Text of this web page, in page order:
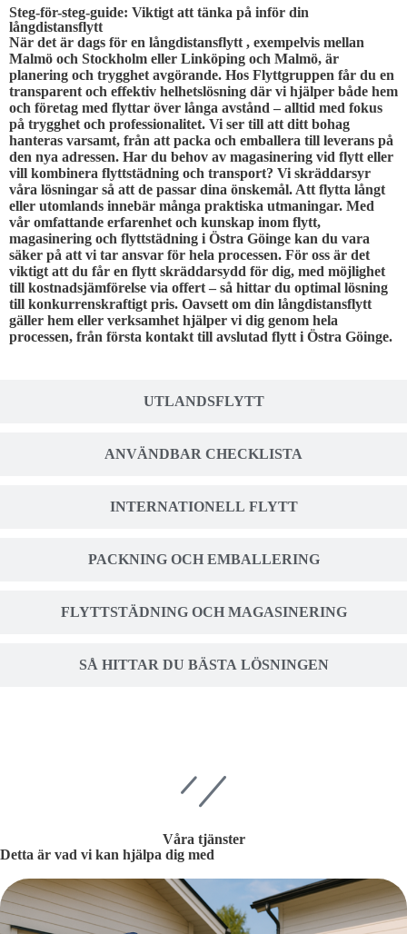
UTLANDSFLYTT
ANVÄNDBAR CHECKLISTA
INTERNATIONELL FLYTT
PACKNING OCH EMBALLERING
FLYTTSTÄDNING OCH MAGASINERING
SÅ HITTAR DU BÄSTA LÖSNINGEN
Steg-för-steg-guide: Viktigt att tänka på inför din
långdistansflytt
När det är dags för en långdistansflytt , exempelvis mellan
Malmö och Stockholm eller Linköping och Malmö, är
planering och trygghet avgörande. Hos Flyttgruppen får du en
transparent och effektiv helhetslösning där vi hjälper både hem
och företag med flyttar över långa avstånd – alltid med fokus
på trygghet och professionalitet. Vi ser till att ditt bohag
hanteras varsamt, från att packa och emballera till leverans på
den nya adressen. Har du behov av magasinering vid flytt eller
vill kombinera flyttstädning och transport? Vi skräddarsyr
våra lösningar så att de passar dina önskemål. Att flytta långt
eller utomlands innebär många praktiska utmaningar. Med
vår omfattande erfarenhet och kunskap inom flytt,
magasinering och flyttstädning i Östra Göinge kan du vara
säker på att vi tar ansvar för hela processen. För oss är det
viktigt att du får en flytt skräddarsydd för dig, med möjlighet
till kostnadsjämförelse via offert – så hittar du optimal lösning
till konkurrenskraftigt pris. Oavsett om din långdistansflytt
gäller hem eller verksamhet hjälper vi dig genom hela
processen, från första kontakt till avslutad flytt i Östra Göinge.
Våra tjänster
Detta är vad vi kan hjälpa dig med